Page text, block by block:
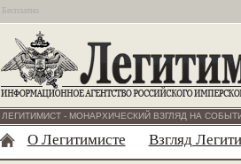
Бесплатно
ЛЕГИТИМИСТ - МОНАРХИЧЕСКИЙ ВЗГЛЯД НА
О Легитимисте Взгляд